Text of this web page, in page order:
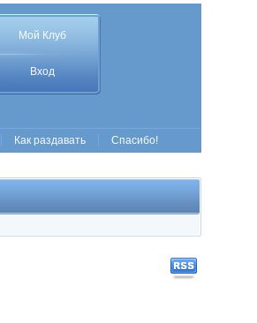
Мой Клуб
Вход
Как раздавать Спасибо!